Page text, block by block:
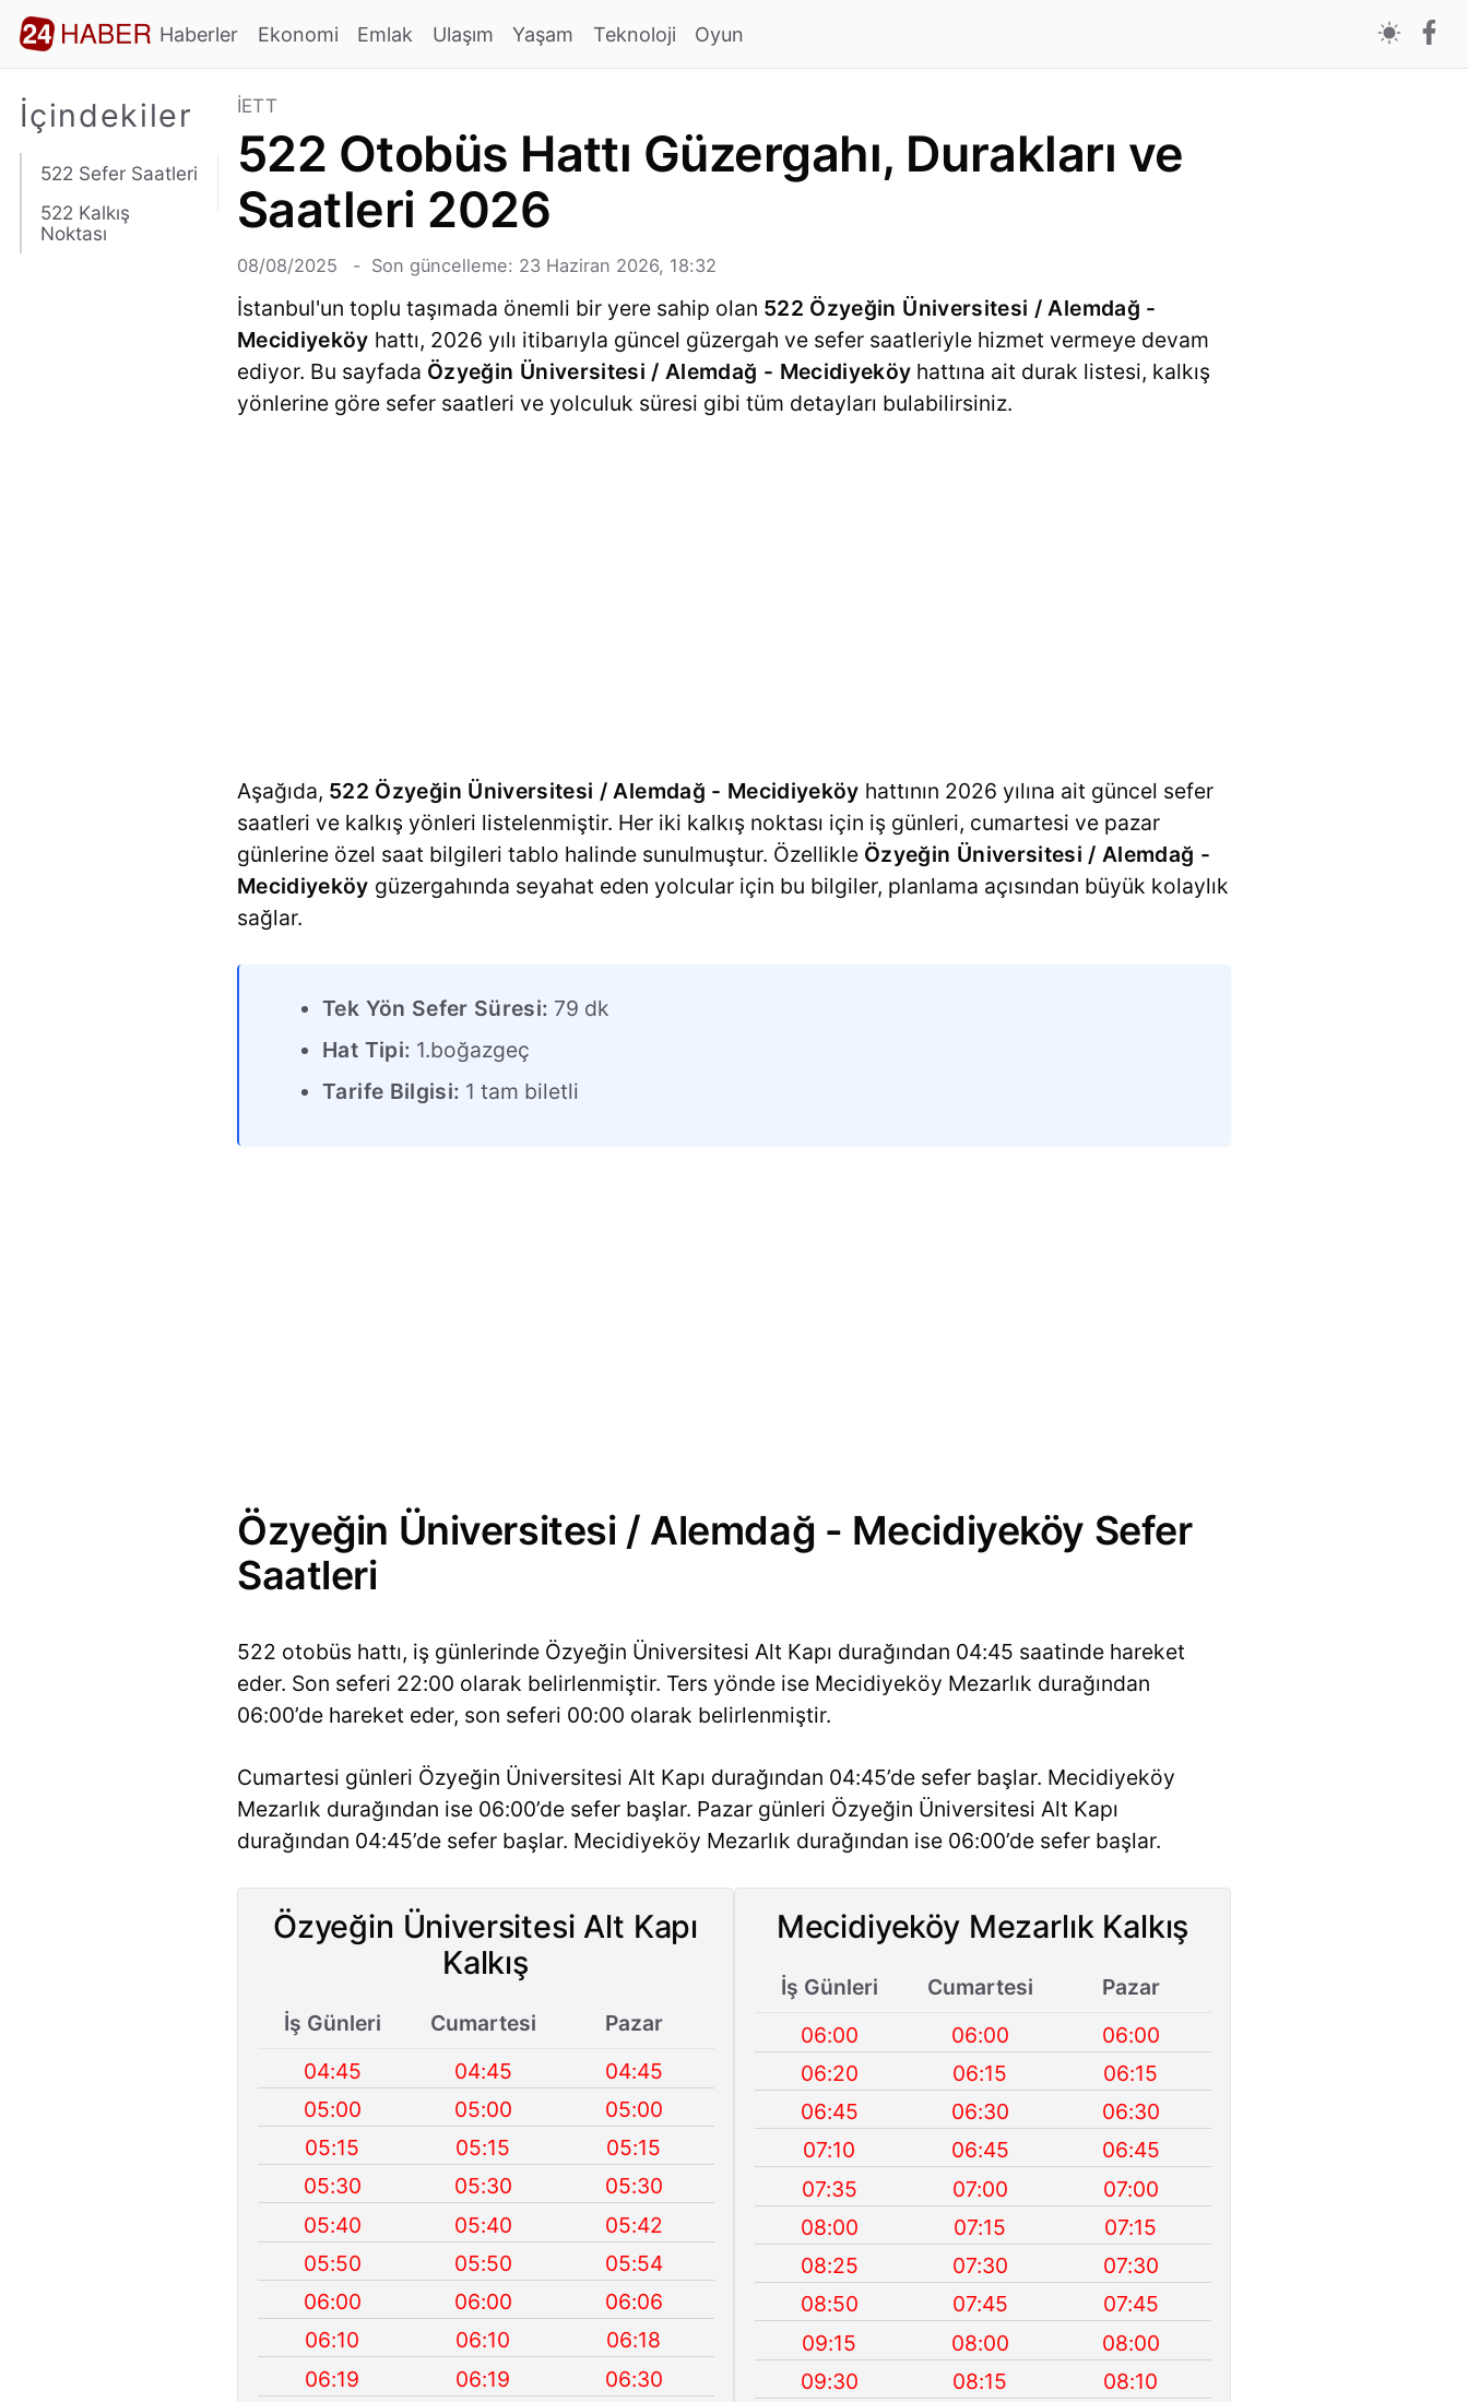
Haberler Ekonomi Emlak Ulaşım Yaşam Teknoloji Oyun
İçindekiler
522 Sefer Saatleri
522 Kalkış
Noktası
İETT
522 Otobüs Hattı Güzergahı, Durakları ve
Saatleri 2026
08/08/2025 Son güncelleme: 23 Haziran 2026, 18:32
İstanbul'un toplu taşımada önemli bir yere sahip olan 522 Özyeğin Üniversitesi / Alemdağ -
Mecidiyeköy hattı, 2026 yılı itibarıyla güncel güzergah ve sefer saatleriyle hizmet vermeye devam
ediyor. Bu sayfada Özyeğin Üniversitesi / Alemdağ - Mecidiyeköy hattına ait durak listesi, kalkış
yönlerine göre sefer saatleri ve yolculuk süresi gibi tüm detayları bulabilirsiniz.
Aşağıda, 522 Özyeğin Üniversitesi / Alemdağ - Mecidiyeköy hattının 2026 yılına ait güncel sefer
saatleri ve kalkış yönleri listelenmiştir. Her iki kalkış noktası için iş günleri, cumartesi ve pazar
günlerine özel saat bilgileri tablo halinde sunulmuştur. Özellikle Özyeğin Üniversitesi / Alemdağ -
Mecidiyeköy güzergahında seyahat eden yolcular için bu bilgiler, planlama açısından büyük kolaylık
sağlar.
Tek Yön Sefer Süresi: 79 dk
Hat Tipi: 1.boğazgeç
Tarife Bilgisi: 1 tam biletli
Özyeğin Üniversitesi / Alemdağ - Mecidiyeköy Sefer
Saatleri
522 otobüs hattı, iş günlerinde Özyeğin Üniversitesi Alt Kapı durağından 04:45 saatinde hareket
eder. Son seferi 22:00 olarak belirlenmiştir. Ters yönde ise Mecidiyeköy Mezarlık durağından
06:00’de hareket eder, son seferi 00:00 olarak belirlenmiştir.
Cumartesi günleri Özyeğin Üniversitesi Alt Kapı durağından 04:45’de sefer başlar. Mecidiyeköy
Mezarlık durağından ise 06:00’de sefer başlar. Pazar günleri Özyeğin Üniversitesi Alt Kapı
durağından 04:45’de sefer başlar. Mecidiyeköy Mezarlık durağından ise 06:00’de sefer başlar.
Özyeğin Üniversitesi Alt Kapı
Kalkış
İş Günleri Cumartesi
Pazar
04:45
04:45
04:45
05:00
05:00
05:00
05:15
05:15
05:15
05:30
05:30
05:30
05:40
05:40
05:42
05:50
05:50
05:54
06:00
06:00
06:06
06:10
06:10
06:18
06:19
06:19
06:30
Mecidiyeköy Mezarlık Kalkış
İş Günleri Cumartesi
Pazar
06:00
06:00
06:00
06:20
06:15
06:15
06:45
06:30
06:30
07:10
06:45
06:45
07:35
07:00
07:00
08:00
07:15
07:15
08:25
07:30
07:30
08:50
07:45
07:45
09:15
08:00
08:00
09:30
08:15
08:10